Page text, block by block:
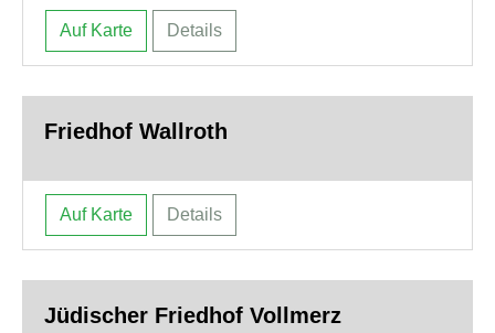
Auf Karte Details
Friedhof Wallroth
Auf Karte Details
Jüdischer Friedhof Vollmerz